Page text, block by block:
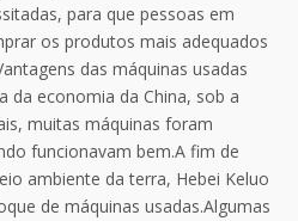
para que pessoas em
os produtos mais adequados
das máquinas usadas
da economia da China, sob a
muitas máquinas foram
funcionavam bem.A fim de
ambiente da terra, Hebei Keluo
de máquinas usadas.Algumas